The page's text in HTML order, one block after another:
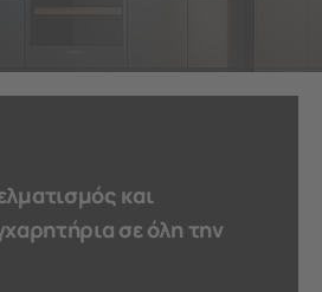
και
σε όλη την